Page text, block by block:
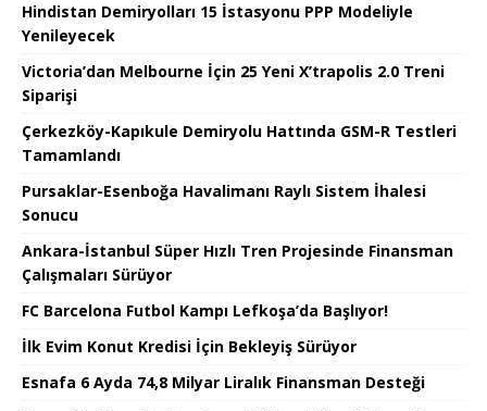
Hindistan Demiryolları 15 İstasyonu PPP Modeliyle
Yenileyecek
Victoria’dan Melbourne İçin 25 Yeni X’trapolis 2.0 Treni
Siparişi
Çerkezköy-Kapıkule Demiryolu Hattında GSM-R Testleri
Tamamlandı
Pursaklar-Esenboğa Havalimanı Raylı Sistem İhalesi
Sonucu
Ankara-İstanbul Süper Hızlı Tren Projesinde Finansman
Çalışmaları Sürüyor
FC Barcelona Futbol Kampı Lefkoşa’da Başlıyor!
İlk Evim Konut Kredisi İçin Bekleyiş Sürüyor
Esnafa 6 Ayda 74,8 Milyar Liralık Finansman Desteği